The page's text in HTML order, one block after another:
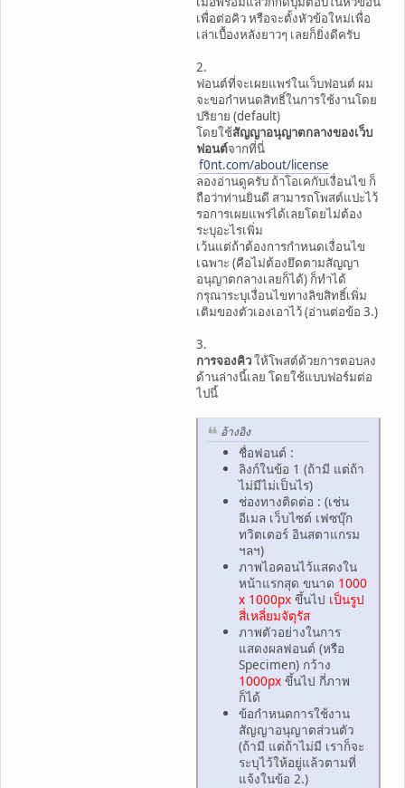
เพื่อต่อคิว หรือจะตั้งหัวข้อใหม่เพื่อ
เล่าเบื้องหลังยาวๆ เลยก็ยิ่งดีครับ
2.
ฟอนต์ที่จะเผยแพร่ในเว็บฟอนต์ ผม
จะขอกำหนดสิทธิ์ในการใช้งานโดย
ปริยาย (default)
โดยใช้สัญญาอนุญาตกลางของเว็บ
ฟอนต์จากที่นี่
f0nt.com/about/license
ลองอ่านดูครับ ถ้าโอเคกับเงื่อนไข ก็
ถือว่าท่านยินดี สามารถโพสต์แปะไว้
รอการเผยแพร่ได้เลยโดยไม่ต้อง
ระบุอะไรเพิ่ม
เว้นแต่ถ้าต้องการกำหนดเงื่อนไข
เฉพาะ (คือไม่ต้องยึดตามสัญญา
อนุญาตกลางเลยก็ได้) ก็ทำได้
กรุณาระบุเงื่อนไขทางลิขสิทธิ์เพิ่ม
เติมของตัวเองเอาไว้ (อ่านต่อข้อ 3.)
3.
การจองคิวให้โพสต์ด้วยการตอบลง
ด้านล่างนี้เลย โดยใช้แบบฟอร์มต่อ
ไปนี้
อ้างอิง
ชื่อฟอนต์ :
ลิงก์ในข้อ 1 (ถ้ามี แต่ถ้า
ไม่มีไม่เป็นไร)
ช่องทางติดต่อ : (เช่น
อีเมล เว็บไซต์ เฟซบุ๊ก
ทวิตเตอร์ อินสตาแกรม
ฯลฯ)
ภาพไอคอนไว้แสดงใน
หน้าแรกสุด ขนาด 1000
x 1000px ขึ้นไป เป็นรูป
สี่เหลี่ยมจัตุรัส
ภาพตัวอย่างในการ
แสดงผลฟอนต์ (หรือ
Specimen) กว้าง
1000px ขึ้นไป กี่ภาพ
ก็ได้
ข้อกำหนดการใช้งาน
สัญญาอนุญาตส่วนตัว
(ถ้ามี แต่ถ้าไม่มี เราก็จะ
ระบุไว้ให้อยู่แล้วตามที่
แจ้งในข้อ 2.)